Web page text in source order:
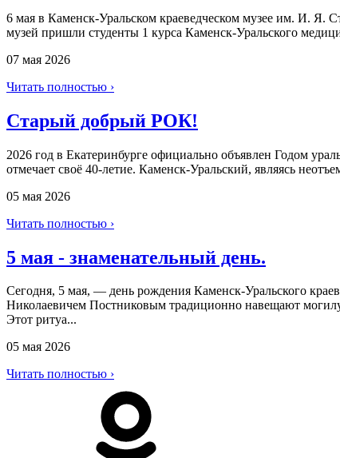
6 мая в Каменск-Уральском краеведческом музее им. И.
музей пришли студенты 1 курса Каменск-Уральского
07 мая 2026
Читать полностью ›
Старый добрый РОК!
2026 год в Екатеринбурге официально объявлен Годом
отмечает своё 40-летие. Каменск-Уральский, являясь
05 мая 2026
Читать полностью ›
5 мая - знаменательный день.
Сегодня, 5 мая, — день рождения Каменск‑Уральского
Николаевичем Постниковым традиционно навещают
Этот ритуа...
05 мая 2026
Читать полностью ›